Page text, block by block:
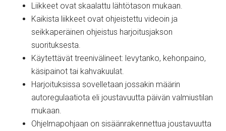
Liikkeet ovat skaalattu lähtötason mukaan.
Kaikista liikkeet ovat ohjeistettu videoin ja
seikkaperäinen ohjeistus harjoitusjakson
suorituksesta.
Käytettävät treenivälineet: levytanko, kehonpaino,
käsipainot tai kahvakuulat.
Harjoituksissa sovelletaan jossakin määrin
autoregulaatiota eli joustavuutta päivän valmiustilan
mukaan.
Ohjelmapohjaan on sisäänrakennettua joustavuutta